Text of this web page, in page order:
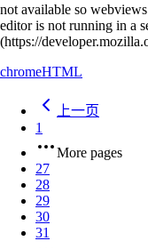
not available so
editor is not running in a
(https://
chromeHTML
上一页
1
More pages
27
28
29
30
31